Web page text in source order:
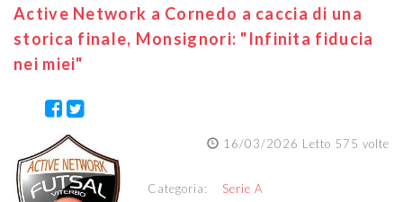
Active Network a Cornedo a caccia di una
storica finale, Monsignori: "Infinita fiducia
nei miei"
16/03/2026 Letto 575 volte
Categoria: Serie A